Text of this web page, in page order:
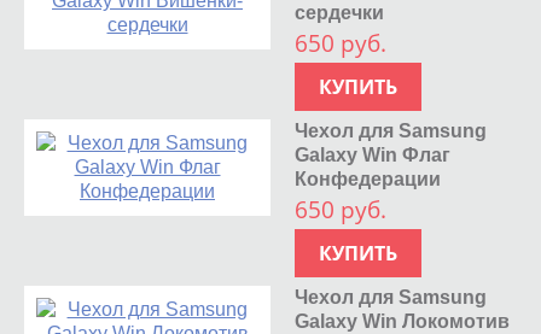
сердечки
650 руб.
КУПИТЬ
Чехол для Samsung
Galaxy Win Флаг
Конфедерации
650 руб.
КУПИТЬ
Чехол для Samsung
Galaxy Win Локомотив